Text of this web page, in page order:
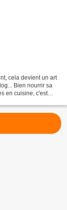
cela devient un art
Bien nourrir sa
en cuisine, c'est